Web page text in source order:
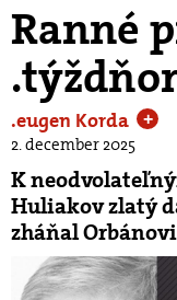
Ranné
.eugen Korda +
2. december 2025
K
Huliakov zlatý
zháňal